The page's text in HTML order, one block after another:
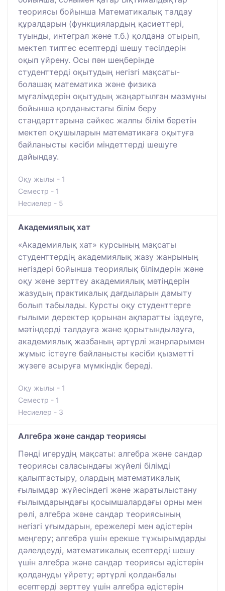
теориясы бойынша Математикалық талдау
құралдарын (функциялардың қасиеттері,
туынды, интеграл және т.б.) қолдана отырып,
мектеп типтес есептерді шешу тәсілдерін
оқып үйрену. Осы пән шеңберінде
студенттерді оқытудың негізгі мақсаты-
болашақ математика және физика
мұғалімдерін оқытудың жаңартылған мазмұны
бойынша қолданыстағы білім беру
стандарттарына сәйкес жалпы білім беретін
мектеп оқушыларын математикаға оқытуға
байланысты кәсіби міндеттерді шешуге
дайындау.
Оқу жылы - 1
Семестр - 1
Несиелер - 5
Академиялық хат
«Академиялық хат» курсының мақсаты
студенттердің академиялық жазу жанрының
негіздері бойынша теориялық білімдерін және
оқу және зерттеу академиялық мәтіндерін
жазудың практикалық дағдыларын дамыту
болып табылады. Курсты оқу студенттерге
ғылыми деректер қорынан ақпаратты іздеуге,
мәтіндерді талдауға және қорытындылауға,
академиялық жазбаның әртүрлі жанрларымен
жұмыс істеуге байланысты кәсіби қызметті
жүзеге асыруға мүмкіндік береді.
Оқу жылы - 1
Семестр - 1
Несиелер - 3
Алгебра және сандар теориясы
Пәнді игерудің мақсаты: алгебра және сандар
теориясы саласындағы жүйелі білімді
қалыптастыру, олардың математикалық
ғылымдар жүйесіндегі және жаратылыстану
ғылымдарындағы қосымшалардағы орны мен
рөлі, алгебра және сандар теориясының
негізгі ұғымдарын, ережелері мен әдістерін
меңгеру; алгебра үшін ерекше тұжырымдарды
дәлелдеуді, математикалық есептерді шешу
үшін алгебра және сандар теориясы әдістерін
қолдануды үйрету; әртүрлі қолданбалы
есептерді зерттеу үшін алгебра әдістерін